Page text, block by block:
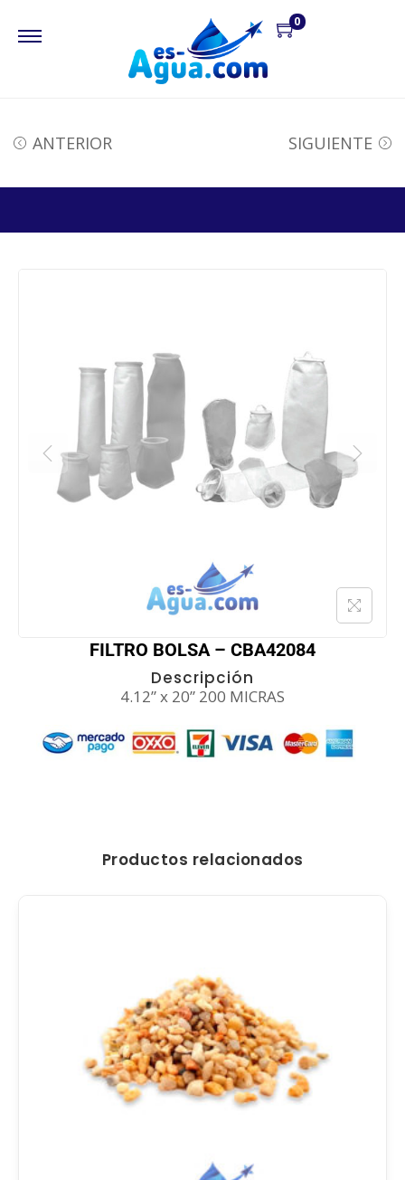
0
ANTERIOR SIGUIENTE
FILTRO BOLSA – CBA42084
Descripción
4.12” x 20” 200 MICRAS
Productos relacionados